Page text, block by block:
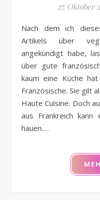
27. Oktober
Nach dem ich dieses Rezept im Zuge meines
Artikels über
angekündigt habe,
über gute
kaum eine Küche
Französische. Sie gilt
Haute Cuisine. Doch
aus Frankreich kann
hauen.…